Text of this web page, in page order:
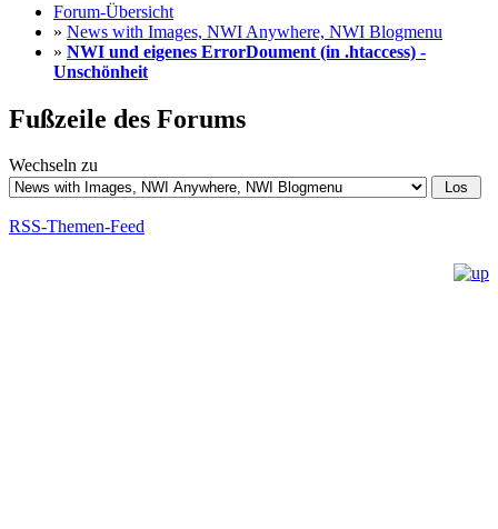
Forum-Übersicht
» News with Images, NWI Anywhere, NWI Blogmenu
» NWI und eigenes ErrorDoument (in .htaccess) -
Unschönheit
Fußzeile des Forums
Wechseln zu
RSS-Themen-Feed